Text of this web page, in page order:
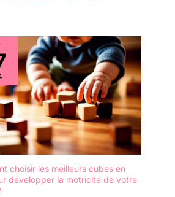
choisir les meilleurs cubes en
développer la motricité de votre